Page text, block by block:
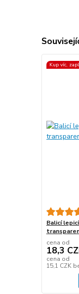
Kup víc,
Balicí
cena od
18,3
cena od
15,1 CZK